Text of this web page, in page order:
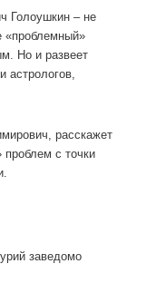
Голоушкин – не
«проблемный»
Но и развеет
расскажет
проблем с точки
заведомо